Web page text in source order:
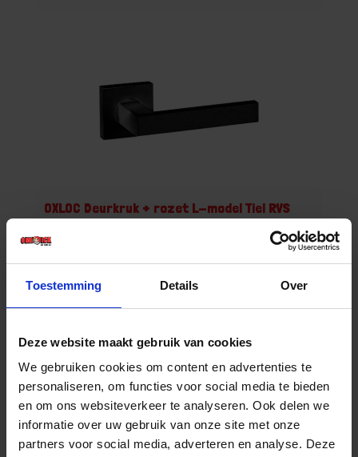
Toestemming Details Over
Deze website maakt gebruik van cookies
We gebruiken cookies om content en advertenties te
personaliseren, om functies voor social media te bieden
en om ons websiteverkeer te analyseren. Ook delen we
informatie over uw gebruik van onze site met onze
partners voor social media, adverteren en analyse. Deze
OXLOC Deurkruk + rozet L-model Tiel RVS
Niet op voorraad, levertijd 1 tot meerdere werkdagen
Gtin: 8714678183126
Artikelnummer merk: 1221026
Paar
Bestel nu!